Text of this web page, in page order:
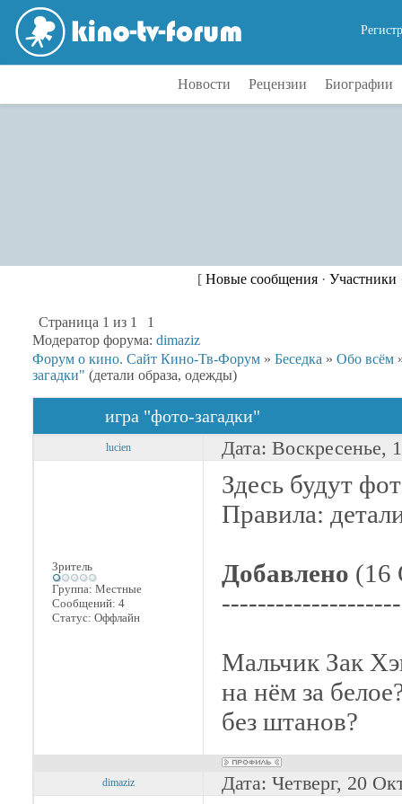
Новости Рецензии Биографии
[ Новые сообщения· Участники
Страница 1 из 1
1
Модератор форума: dimaziz
Форум о кино. Сайт Кино-Тв-Форум » Беседка » Обо всём
загадки" (детали образа, одежды)
игра "фото-загадки"
lucien Дата: Воскресенье,
Зритель
Группа: Местные
Сообщений: 4
Статус: Оффлайн
Здесь будут
Правила:
Добавлено (16
Мальчик Зак
на нём за
без штанов?
dimaziz Дата: Четверг, 20